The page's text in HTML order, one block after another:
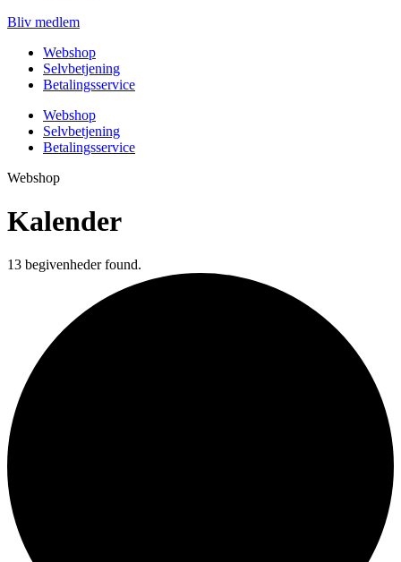
Bliv medlem
Webshop
Selvbetjening
Betalingsservice
Webshop
Selvbetjening
Betalingsservice
Webshop
Kalender
13 begivenheder found.